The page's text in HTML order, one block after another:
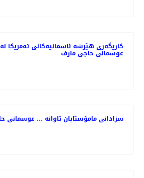
کاریگەری هێرشە ئاسمانیەکانی ئەمریکا
عوسمانی حاجی مارف
سزادانی مامۆستایان تاوانە ... عوسمانی